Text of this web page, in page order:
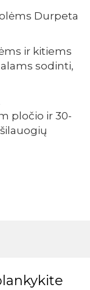
Durpeta
ir kitiems
sodinti,
pločio ir 30-